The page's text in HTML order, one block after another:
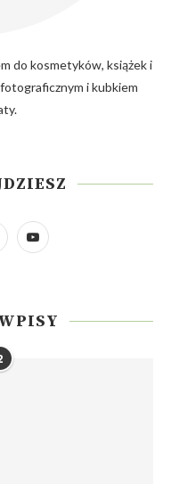
do kosmetyków, książek i
i kubkiem